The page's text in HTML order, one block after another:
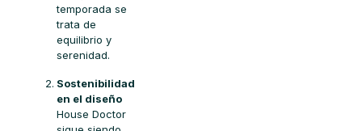
temporada se
trata de
equilibrio y
serenidad.
Sostenibilidad
en el diseño
House Doctor